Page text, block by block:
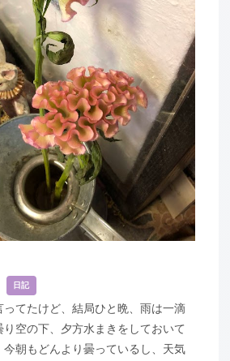
日記
ってたけど、結局ひと晩、雨は一滴
り空の下、夕方水まきをしておいて
朝もどんより曇っているし、天気